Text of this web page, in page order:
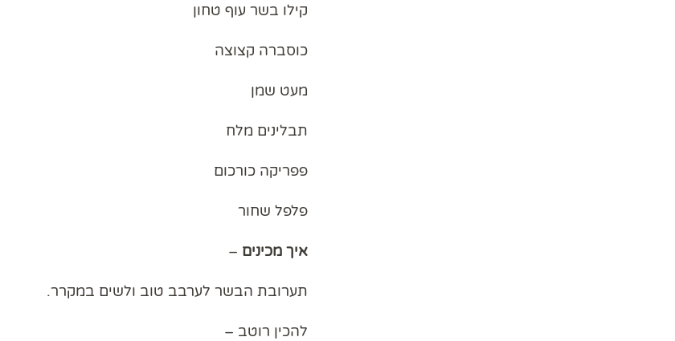
קילו בשר עוף טחון
כוסברה קצוצה
מעט שמן
תבלינים מלח
פפריקה כורכום
פלפל שחור
איך מכינים –
תערובת הבשר לערבב טוב ולשים במקרר.
להכין רוטב –